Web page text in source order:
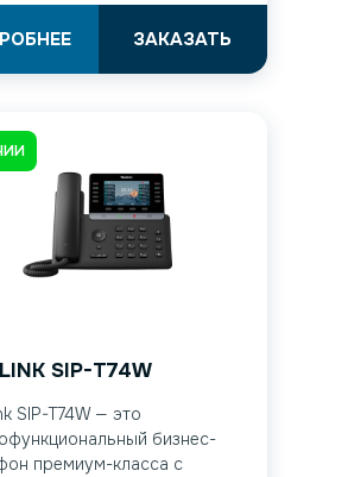
ЗАКАЗАТЬ
SIP-T74W
SIP-T74W — это
бизнес-
премиум-класса с